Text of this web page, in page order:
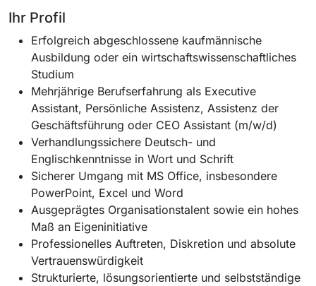
Ihr Profil
Erfolgreich abgeschlossene kaufmännische
Ausbildung oder ein wirtschaftswissenschaftliches
Studium
Mehrjährige Berufserfahrung als Executive
Assistant, Persönliche Assistenz, Assistenz der
Geschäftsführung oder CEO Assistant (m/w/d)
Verhandlungssichere Deutsch- und
Englischkenntnisse in Wort und Schrift
Sicherer Umgang mit MS Office, insbesondere
PowerPoint, Excel und Word
Ausgeprägtes Organisationstalent sowie ein hohes
Maß an Eigeninitiative
Professionelles Auftreten, Diskretion und absolute
Vertrauenswürdigkeit
Strukturierte, lösungsorientierte und selbstständige